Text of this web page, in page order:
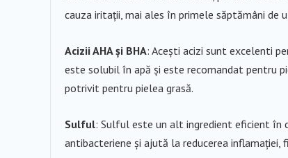
cauza iritații, mai ales în primele săptămâni de
Acizii AHA și BHA: Acești acizi sunt excelenti
este solubil în apă și este recomandat pentru
potrivit pentru pielea grasă.
Sulful: Sulful este un alt ingredient eficient în
antibacteriene și ajută la reducerea